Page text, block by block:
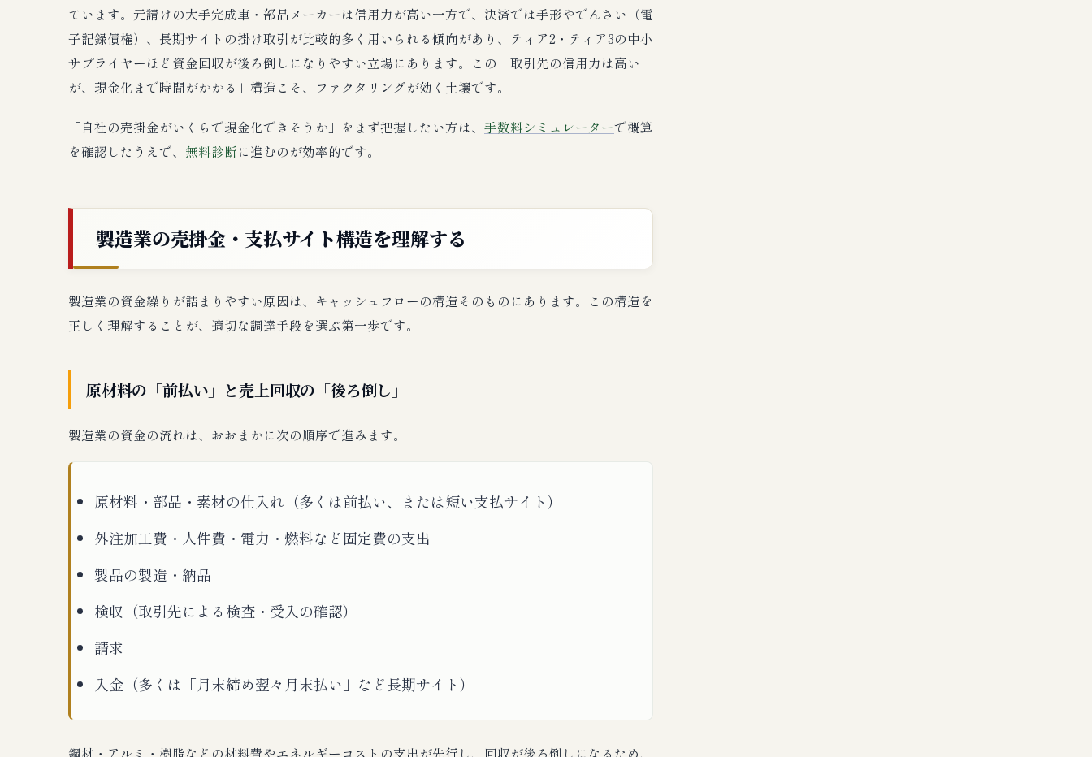
ています。元請けの大手完成車・部品メーカーは信用力が高い一方で、決済では手形やでんさい（電
子記録債権）、長期サイトの掛け取引が比較的多く用いられる傾向があり、ティア2・ティア3の中小
サプライヤーほど資金回収が後ろ倒しになりやすい立場にあります。この「取引先の信用力は高い
が、現金化まで時間がかかる」構造こそ、ファクタリングが効く土壌です。
「自社の売掛金がいくらで現金化できそうか」をまず把握したい方は、 手数料シミュレーターで概算
を確認したうえで、 無料診断に進むのが効率的です。
製造業の売掛金・支払サイト構造を理解する
製造業の資金繰りが詰まりやすい原因は、キャッシュフローの構造そのものにあります。この構造を
正しく理解することが、適切な調達手段を選ぶ第一歩です。
原材料の「前払い」と売上回収の「後ろ倒し」
製造業の資金の流れは、おおまかに次の順序で進みます。
原材料・部品・素材の仕入れ（多くは前払い、または短い支払サイト）
外注加工費・人件費・電力・燃料など固定費の支出
製品の製造・納品
検収（取引先による検査・受入の確認）
請求
入金（多くは「月末締め翌々月末払い」など長期サイト）
鋼材・アルミ・樹脂などの材料費やエネルギーコストの支出が先行し、回収が後ろ倒しになるため、